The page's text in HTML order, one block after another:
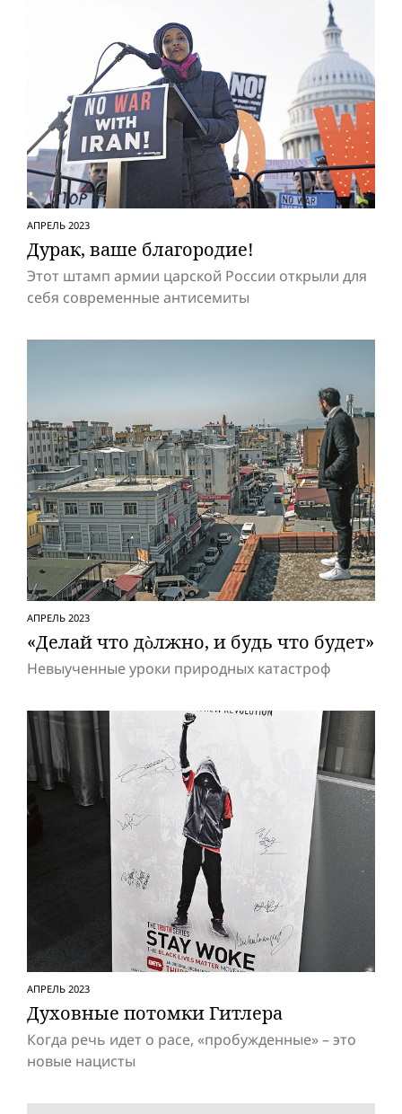
АПРЕЛЬ 2023
Дурак, ваше благородие!
Этот штамп армии царской России открыли для
себя современные антисемиты
АПРЕЛЬ 2023
«Делай что дòлжно, и будь что будет»
Невыученные уроки природных катастроф
АПРЕЛЬ 2023
Духовные потомки Гитлера
Когда речь идет о расе, «пробужденные» – это
новые нацисты